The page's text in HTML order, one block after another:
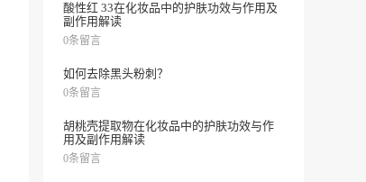
酸性红 33在化妆品中的护肤功效与作用及
副作用解读
0条留言
如何去除黑头粉刺？
0条留言
胡桃壳提取物在化妆品中的护肤功效与作
用及副作用解读
0条留言